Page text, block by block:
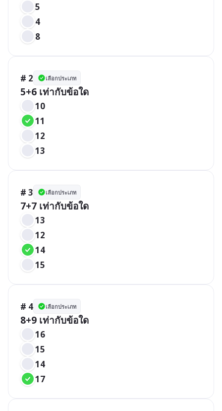
5
4
8
# 2 เลือกประเภท
5+6 เท่ากับข้อใด
10
11
12
13
# 3 เลือกประเภท
7+7 เท่ากับข้อใด
13
12
14
15
# 4 เลือกประเภท
8+9 เท่ากับข้อใด
16
15
14
17